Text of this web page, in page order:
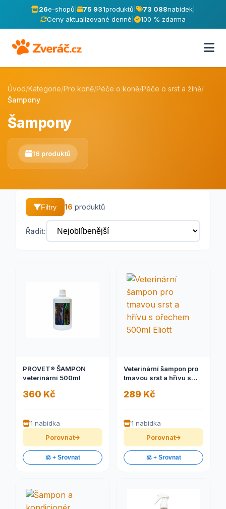
26e-shopů 75 931produktů 73 088nabídek|
Ceny aktualizované denně
100 % zdarma
Úvod/Kategorie/Pro koně/Péče o koně/Péče o srst a žíně/
Šampony
Šampony
16 produktů
Filtry 16 produktů
Řadit:
PROVET® ŠAMPON
veterinární 500ml
360 Kč
1 nabídka
Porovnat
⚖️ + Srovnat
Veterinární šampon pro
tmavou srst a hřívu s
289 Kč
1 nabídka
Porovnat
⚖️ + Srovnat